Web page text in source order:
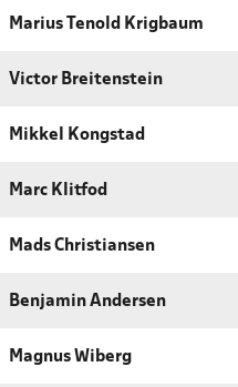
Marius Tenold Krigbaum
Victor Breitenstein
Mikkel Kongstad
Marc Klitfod
Mads Christiansen
Benjamin Andersen
Magnus Wiberg